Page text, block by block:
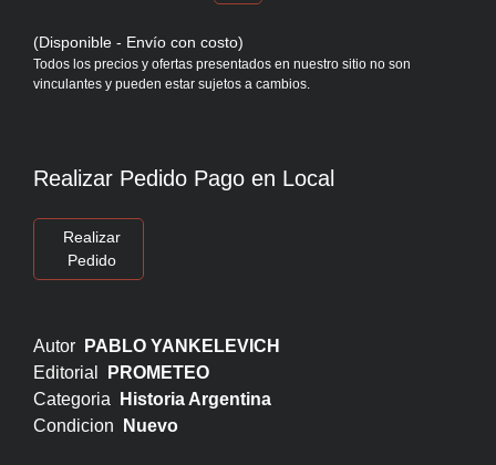
(Disponible - Envío con costo)
Todos los precios y ofertas presentados en nuestro sitio no son
vinculantes y pueden estar sujetos a cambios.
Realizar Pedido Pago en Local
Realizar
Pedido
Autor
PABLO YANKELEVICH
Editorial
PROMETEO
Categoria
Historia Argentina
Condicion
Nuevo